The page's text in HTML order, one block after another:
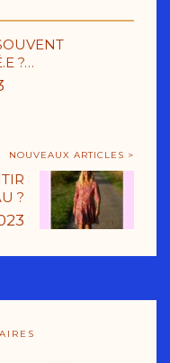
?…
NOUVEAUX ARTICLES >
?